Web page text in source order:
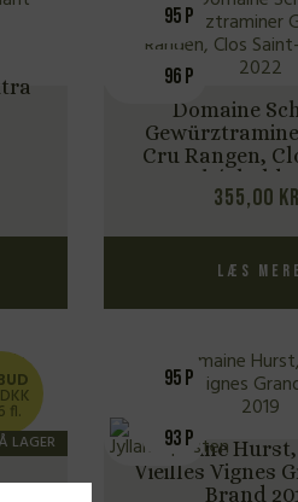
95 P
96 P
Domaine
Cru Rangen,
Théobald
355,00
Læs mere
LAGER
fl.
95 P
93 P
Domaine
Vieilles Vignes
Brand